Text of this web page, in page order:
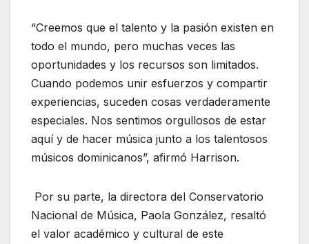
“Creemos que el talento y la pasión existen en
todo el mundo, pero muchas veces las
oportunidades y los recursos son limitados.
Cuando podemos unir esfuerzos y compartir
experiencias, suceden cosas verdaderamente
especiales. Nos sentimos orgullosos de estar
aquí y de hacer música junto a los talentosos
músicos dominicanos”, afirmó Harrison.
Por su parte, la directora del Conservatorio
Nacional de Música, Paola González, resaltó
el valor académico y cultural de este